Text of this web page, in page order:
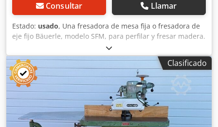
Consultar Llamar
Estado: usado, Una fresadora de mesa fija o fresadora de
eje fijo Bäuerle, modelo SFM, para perfilar y fresar madera.
Chodjzryrbopfx Ab Tea Datos técnicos: - Diámetro del eje:
30 - Sentido de giro: izquierda y derecha - Motor: 3 kW
Clasificado